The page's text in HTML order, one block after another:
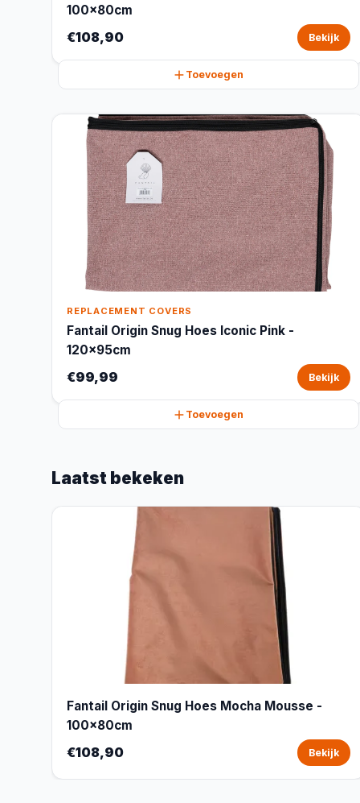
100x80cm
€108,90 Bekijk
Toevoegen
REPLACEMENT COVERS
Fantail Origin Snug Hoes Iconic Pink -
120x95cm
€99,99 Bekijk
Toevoegen
Laatst bekeken
Fantail Origin Snug Hoes Mocha Mousse -
100x80cm
€108,90 Bekijk